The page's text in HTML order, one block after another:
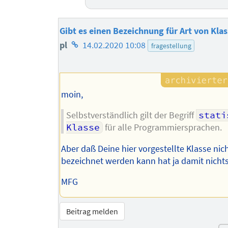
Gibt es einen Bezeichnung für Art von
pl Homepage
Autors
14.02.2020 10:08 fragestellung
moin,
Selbstverständlich gilt der Begriff
Klasse für alle Programmiersprachen.
Aber daß Deine hier vorgestellte Klasse
bezeichnet werden kann hat ja damit
MFG
Beitrag melden